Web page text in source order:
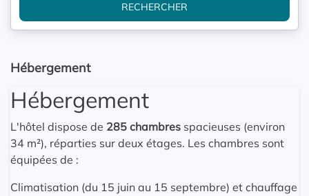
RECHERCHER
Hébergement
Hébergement
L'hôtel dispose de 285 chambres spacieuses (environ
34 m²), réparties sur deux étages. Les chambres sont
équipées de :
Climatisation (du 15 juin au 15 septembre) et chauffage